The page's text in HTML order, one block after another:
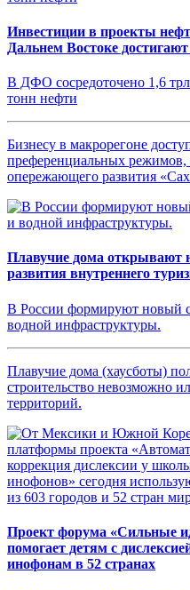
Инвестиции в проекты
Дальнем Востоке
В ДФО сосредоточено 1,6
тонн нефти
Бизнесу в макрорегоне
преференциальных режимов,
опережающего развития
Плавучие дома открывают
развития внутреннего
В России формируют новый
водной инфраструктуры.
Плавучие дома (хаусботы)
строительство невозможно
территорий.
Проект форума «Сильные
помогает детям с
инофонам в 52 странах